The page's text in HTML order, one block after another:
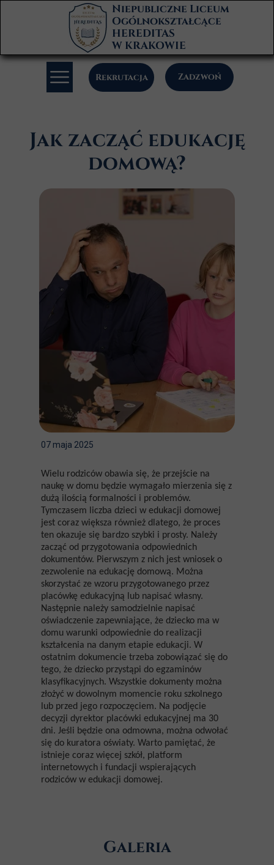
Zadzwoń
Rekrutacja
Niepubliczne Liceum
Ogólnokształcące
HEREDITAS
W KRAKOWIE
Jak zacząć edukację
domową?
07 maja 2025
Wielu rodziców obawia się, że przejście na
naukę w domu będzie wymagało mierzenia się z
dużą ilością formalności i problemów.
Tymczasem liczba dzieci w edukacji domowej
jest coraz większa również dlatego, że proces
ten okazuje się bardzo szybki i prosty. Należy
zacząć od przygotowania odpowiednich
dokumentów. Pierwszym z nich jest wniosek o
zezwolenie na edukację domową. Można
skorzystać ze wzoru przygotowanego przez
placówkę edukacyjną lub napisać własny.
Następnie należy samodzielnie napisać
oświadczenie zapewniające, że dziecko ma w
domu warunki odpowiednie do realizacji
kształcenia na danym etapie edukacji. W
ostatnim dokumencie trzeba zobowiązać się do
tego, że dziecko przystąpi do egzaminów
klasyfikacyjnych. Wszystkie dokumenty można
złożyć w dowolnym momencie roku szkolnego
lub przed jego rozpoczęciem. Na podjęcie
decyzji dyrektor placówki edukacyjnej ma 30
dni. Jeśli będzie ona odmowna, można odwołać
się do kuratora oświaty. Warto pamiętać, że
istnieje coraz więcej szkół, platform
internetowych i fundacji wspierających
rodziców w edukacji domowej.
Galeria